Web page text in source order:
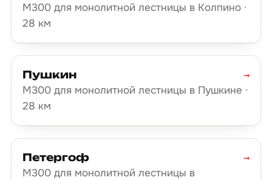
М300 для монолитной лестницы в Колпино ·
28 км
Пушкин
М300 для монолитной лестницы в Пушкине ·
28 км
→
Петергоф
М300 для монолитной лестницы в
→